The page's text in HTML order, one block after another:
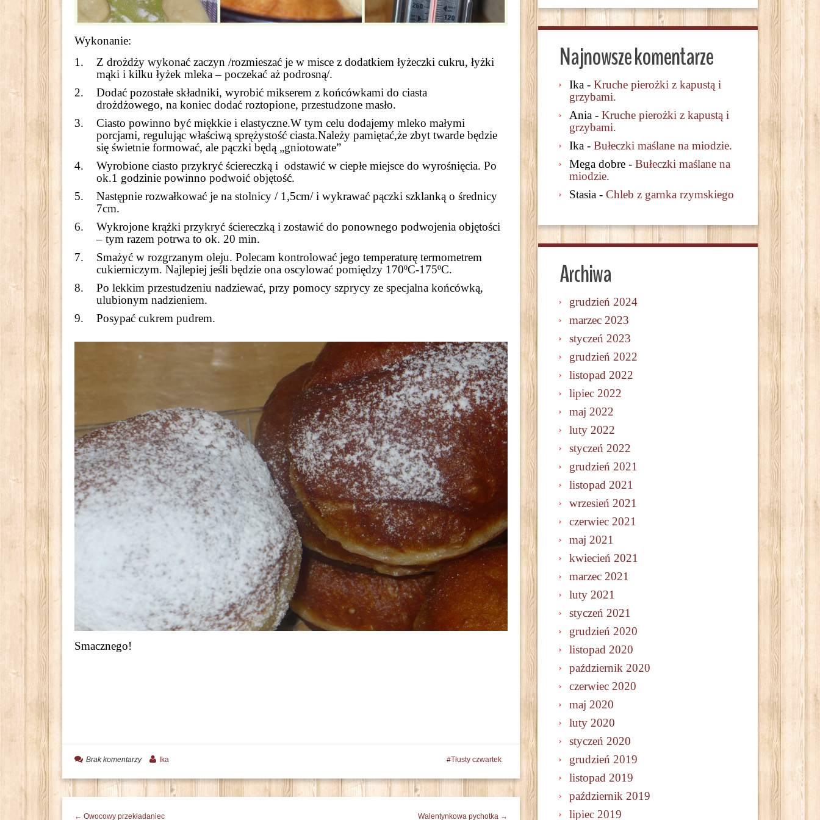
Wykonanie:
Z drożdży wykonać zaczyn /rozmieszać je w misce z dodatkiem łyżeczki cukru, łyżki
mąki i kilku łyżek mleka – poczekać aż podrosną/.
Dodać pozostałe składniki, wyrobić mikserem z końcówkami do ciasta
drożdżowego, na koniec dodać roztopione, przestudzone masło.
Ciasto powinno być miękkie i elastyczne.W tym celu dodajemy mleko małymi
porcjami, regulując właściwą sprężystość ciasta.Należy pamiętać,że zbyt twarde będzie
się świetnie formować, ale pączki będą „gniotowate”
Wyrobione ciasto przykryć ściereczką i odstawić w ciepłe miejsce do wyrośnięcia. Po
ok.1 godzinie powinno podwoić objętość.
Następnie rozwałkować je na stolnicy / 1,5cm/ i wykrawać pączki szklanką o średnicy
7cm.
Wykrojone krążki przykryć ściereczką i zostawić do ponownego podwojenia objętości
– tym razem potrwa to ok. 20 min.
Smażyć w rozgrzanym oleju. Polecam kontrolować jego temperaturę termometrem
cukierniczym. Najlepiej jeśli będzie ona oscylować pomiędzy 170ºC-175ºC.
Po lekkim przestudzeniu nadziewać, przy pomocy szprycy ze specjalna końcówką,
ulubionym nadzieniem.
Posypać cukrem pudrem.
Smacznego!
Tłusty czwartek
Brak komentarzy Ika
← Owocowy przekładaniec Walentynkowa pychotka →
Najnowsze komentarze
Ika - Kruche pierożki z kapustą i
grzybami.
Ania - Kruche pierożki z kapustą i
grzybami.
Ika - Bułeczki maślane na miodzie.
Mega dobre - Bułeczki maślane na
miodzie.
Stasia - Chleb z garnka rzymskiego
Archiwa
grudzień 2024
marzec 2023
styczeń 2023
grudzień 2022
listopad 2022
lipiec 2022
maj 2022
luty 2022
styczeń 2022
grudzień 2021
listopad 2021
wrzesień 2021
czerwiec 2021
maj 2021
kwiecień 2021
marzec 2021
luty 2021
styczeń 2021
grudzień 2020
listopad 2020
październik 2020
czerwiec 2020
maj 2020
luty 2020
styczeń 2020
grudzień 2019
listopad 2019
październik 2019
lipiec 2019